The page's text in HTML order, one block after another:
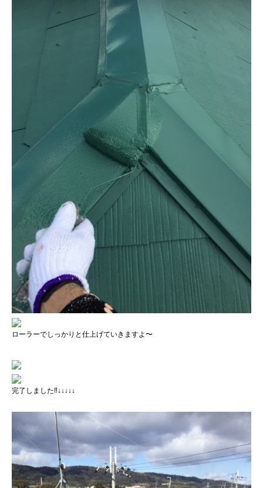
ローラーでしっかりと仕上げていきますよ〜
完了しました‼️↓↓↓↓↓